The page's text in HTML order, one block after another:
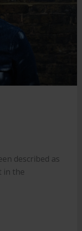
described as
in the